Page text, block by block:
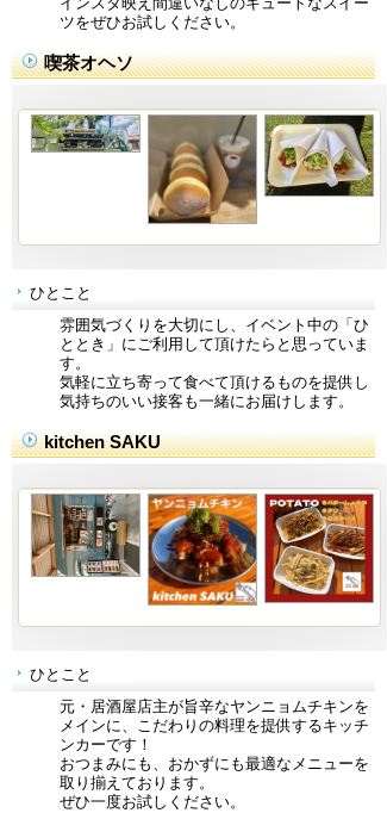
ツをぜひお試しください。
喫茶オヘソ
ひとこと
雰囲気づくりを大切にし、イベント中の「ひ
ととき」にご利用して頂けたらと思っていま
す。
気軽に立ち寄って食べて頂けるものを提供し
気持ちのいい接客も一緒にお届けします。
kitchen SAKU
ひとこと
元・居酒屋店主が旨辛なヤンニョムチキンを
メインに、こだわりの料理を提供するキッチ
ンカーです！
おつまみにも、おかずにも最適なメニューを
取り揃えております。
ぜひ一度お試しください。